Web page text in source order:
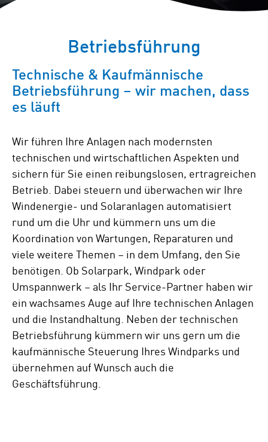
Betriebsführung
Technische & Kaufmännische
Betriebsführung – wir machen, dass
es läuft
Wir führen Ihre Anlagen nach modernsten
technischen und wirtschaftlichen Aspekten und
sichern für Sie einen reibungslosen, ertragreichen
Betrieb. Dabei steuern und überwachen wir Ihre
Windenergie- und Solaranlagen automatisiert
rund um die Uhr und kümmern uns um die
Koordination von Wartungen, Reparaturen und
viele weitere Themen – in dem Umfang, den Sie
benötigen. Ob Solarpark, Windpark oder
Umspannwerk – als Ihr Service-Partner haben wir
ein wachsames Auge auf Ihre technischen Anlagen
und die Instandhaltung. Neben der technischen
Betriebsführung kümmern wir uns gern um die
kaufmännische Steuerung Ihres Windparks und
übernehmen auf Wunsch auch die
Geschäftsführung.